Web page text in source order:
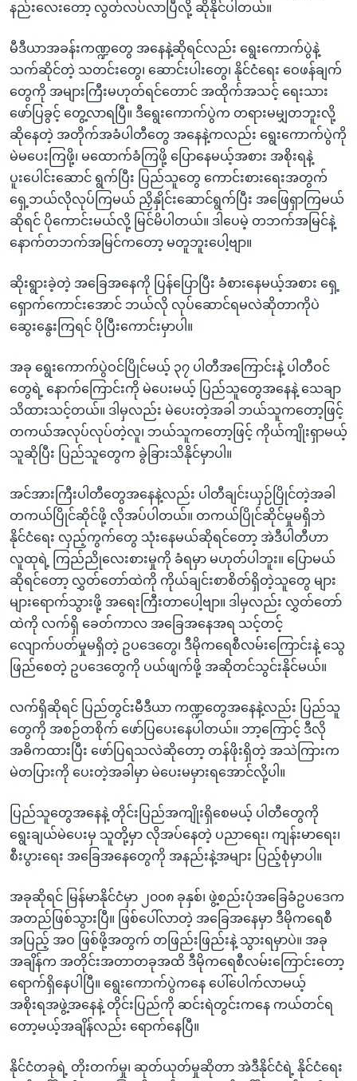
နည်းလေးတော့ လွတ်လပ်လာပြီလို့ ဆိုနိုင်ပါတယ်။
မီဒီယာအခန်းကဏ္ဍတွေ အနေနဲ့ဆိုရင်လည်း ရွေးကောက်ပွဲနဲ့
သက်ဆိုင်တဲ့ သတင်းတွေ၊ ဆောင်းပါးတွေ၊ နိုင်ငံရေး ဝေဖန်ချက်
တွေကို အများကြီးမဟုတ်ရင်တောင် အထိုက်အသင့် ရေးသား
ဖော်ပြခွင့် တွေ့လာရပြီ။ ဒီရွေးကောက်ပွဲက တရားမမျှတဘူးလို့
ဆိုနေတဲ့ အတိုက်အခံပါတီတွေ အနေနဲ့ကလည်း ရွေးကောက်ပွဲကို
မဲမပေးကြဖို့၊ မထောက်ခံကြဖို့ ပြောနေမယ့်အစား အစိုးရနဲ့
ပူးပေါင်းဆောင် ရွက်ပြီး ပြည်သူတွေ ကောင်းစားရေးအတွက်
ရှေ့ဘယ်လိုလုပ်ကြမယ် ညှိနှိုင်းဆောင်ရွက်ပြီး အဖြေရှာကြမယ်
ဆိုရင် ပိုကောင်းမယ်လို့ မြင်မိပါတယ်။ ဒါပေမဲ့ တဘက်အမြင်နဲ့
နောက်တဘက်အမြင်ကတော့ မတူဘူးပေါ့ဗျာ။
ဆိုးရွားခဲ့တဲ့ အခြေအနေကို ပြန်ပြောပြီး ခံစားနေမယ့်အစား ရှေ့
ရှောက်ကောင်းအောင် ဘယ်လို လုပ်ဆောင်ရမလဲဆိုတာကိုပဲ
ဆွေးနွေးကြရင် ပိုပြီးကောင်းမှာပါ။
အခု ရွေးကောက်ပွဲဝင်ပြိုင်မယ့် ၃၇ ပါတီအကြောင်းနဲ့ ပါတီဝင်
တွေရဲ့ နောက်ကြောင်းကို မဲပေးမယ့် ပြည်သူတွေအနေနဲ့ သေချာ
သိထားသင့်တယ်။ ဒါမှလည်း မဲပေးတဲ့အခါ ဘယ်သူကတော့ဖြင့်
တကယ်အလုပ်လုပ်တဲ့လူ၊ ဘယ်သူကတော့ဖြင့် ကိုယ်ကျိုးရှာမယ့်
သူဆိုပြီး ပြည်သူတွေက ခွဲခြားသိနိုင်မှာပါ။
အင်အားကြီးပါတီတွေအနေနဲ့လည်း ပါတီချင်းယှဉ်ပြိုင်တဲ့အခါ
တကယ်ပြိုင်ဆိုင်ဖို့ လိုအပ်ပါတယ်။ တကယ်ပြိုင်ဆိုင်မှုမရှိဘဲ
နိုင်ငံရေး လှည့်ကွက်တွေ သုံးနေမယ်ဆိုရင်တော့ အဲဒီပါတီဟာ
လူထုရဲ့ ကြည်ညိုလေးစားမှုကို ခံရမှာ မဟုတ်ပါဘူး။ ပြောမယ်
ဆိုရင်တော့ လွှတ်တော်ထဲကို ကိုယ်ချင်းစာစိတ်ရှိတဲ့သူတွေ များ
များရောက်သွားဖို့ အရေးကြီးတာပေါ့ဗျာ။ ဒါမှလည်း လွှတ်တော်
ထဲကို လက်ရှိ ခေတ်ကာလ အခြေအနေအရ သင့်တင့်
လျောက်ပတ်မှုမရှိတဲ့ ဥပဒေတွေ၊ ဒီမိုကရေစီလမ်းကြောင်းနဲ့ သွေ
ဖြည်စေတဲ့ ဥပဒေတွေကို ပယ်ဖျက်ဖို့ အဆိုတင်သွင်းနိုင်မယ်။
လက်ရှိဆိုရင် ပြည်တွင်းမီဒီယာ ကဏ္ဍတွေအနေနဲ့လည်း ပြည်သူ
တွေကို အစဉ်တစိုက် ဖော်ပြပေးနေပါတယ်။ ဘာ့ကြောင့် ဒီလို
အဓိကထားပြီး ဖော်ပြရသလဲဆိုတော့ တန်ဖိုးရှိတဲ့ အသဲကြားက
မဲတပြားကို ပေးတဲ့အခါမှာ မဲပေးမမှားရအောင်လို့ပါ။
ပြည်သူတွေအနေနဲ့ တိုင်းပြည်အကျိုးရှိစေမယ့် ပါတီတွေကို
ရွေးချယ်မဲပေးမှ သူတို့မှာ လိုအပ်နေတဲ့ ပညာရေး၊ ကျန်းမာရေး၊
စီးပွားရေး အခြေအနေတွေကို အနည်းနဲ့အများ ပြည့်စုံမှာပါ။
အခုဆိုရင် မြန်မာနိုင်ငံမှာ ၂၀၀၈ ခုနှစ်၊ ဖွဲ့စည်းပုံအခြေခံဥပဒေက
အတည်ဖြစ်သွားပြီ။ ဖြစ်ပေါ်လာတဲ့ အခြေအနေမှာ ဒီမိုကရေစီ
အပြည့် အဝ ဖြစ်ဖို့အတွက် တဖြည်းဖြည်းနဲ့ သွားရမှာပဲ။ အခု
အချိန်က အတိုင်းအတာတခုအထိ ဒီမိုကရေစီလမ်းကြောင်းတော့
ရောက်ရှိနေပါပြီ။ ရွေးကောက်ပွဲကနေ ပေါ်ပေါက်လာမယ့်
အစိုးရအဖွဲ့အနေနဲ့ တိုင်းပြည်ကို ဆင်းရဲတွင်းကနေ ကယ်တင်ရ
တော့မယ့်အချိန်လည်း ရောက်နေပြီ။
နိုင်ငံတခုရဲ့ တိုးတက်မှု၊ ဆုတ်ယုတ်မှုဆိုတာ အဲဒီနိုင်ငံရဲ့ နိုင်ငံရေး